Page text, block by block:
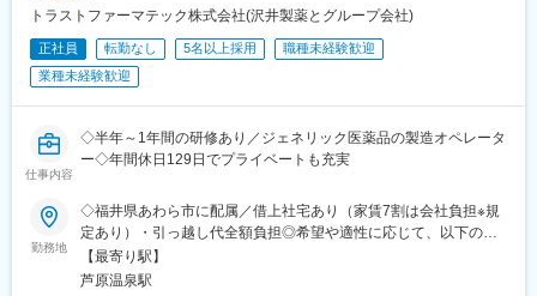
トラストファーマテック株式会社(沢井製薬とグループ会社)
正社員 転勤なし 5名以上採用
職種未経験歓迎
業種未経験歓迎
仕事内容
◇半年～1年間の研修あり／ジェネリック医薬品の製造オペレータ
ー◇年間休日129日でプライベートも充実
勤務地
◇福井県あわら市に配属／借上社宅あり（家賃7割は会社負担※規
定あり）・引っ越し代全額負担◎希望や適性に応じて、以下のい
ずれかの工場へ配属します。■清間第二工場福井県あわら市清間
11-15■清間第一工場福井県あわら市清間19-1■矢地工場福井県あ
【最寄り駅】
芦原温泉駅